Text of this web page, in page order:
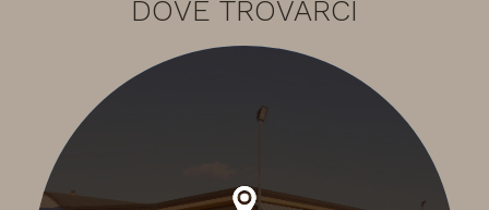
DOVE TROVARCI